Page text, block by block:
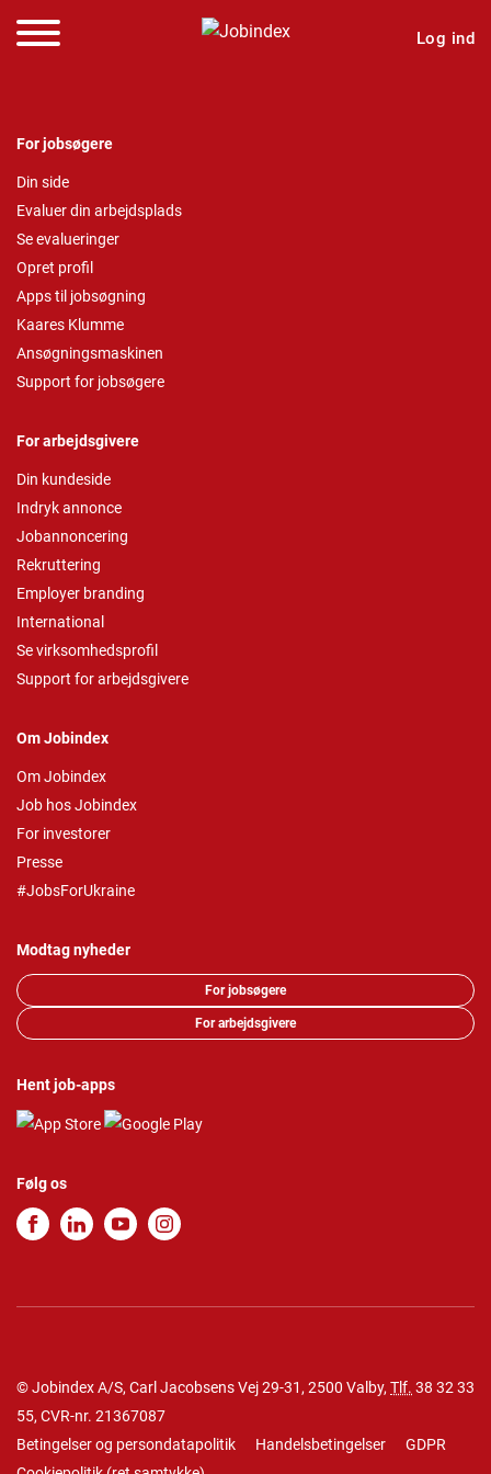
Log ind
For jobsøgere
Din side
Evaluer din arbejdsplads
Se evalueringer
Opret profil
Apps til jobsøgning
Kaares Klumme
Ansøgningsmaskinen
Support for jobsøgere
For arbejdsgivere
Din kundeside
Indryk annonce
Jobannoncering
Rekruttering
Employer branding
International
Se virksomhedsprofil
Support for arbejdsgivere
Om Jobindex
Om Jobindex
Job hos Jobindex
For investorer
Presse
#JobsForUkraine
Modtag nyheder
For jobsøgere
For arbejdsgivere
Hent job-apps
Følg os
© Jobindex A/S, Carl Jacobsens Vej 29-31, 2500 Valby, Tlf. 38 32 33
55, CVR-nr. 21367087
Betingelser og persondatapolitik
Handelsbetingelser
GDPR